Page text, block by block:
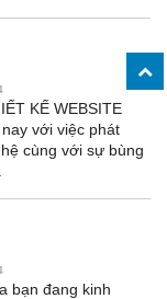
KẾ WEBSITE
với việc phát
cùng với sự bùng
bạn đang kinh